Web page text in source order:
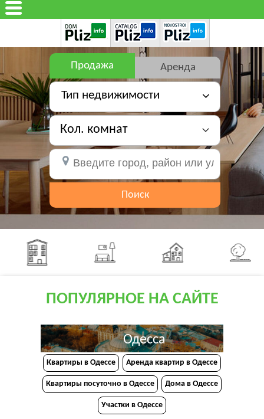
Продажа Аренда
Тип недвижимости
Кол. комнат
Поиск
ПОПУЛЯРНОЕ НА САЙТЕ
Одесса
Квартиры в Одессе Аренда квартир в Одессе
Квартиры посуточно в Одессе Дома в Одессе
Участки в Одессе